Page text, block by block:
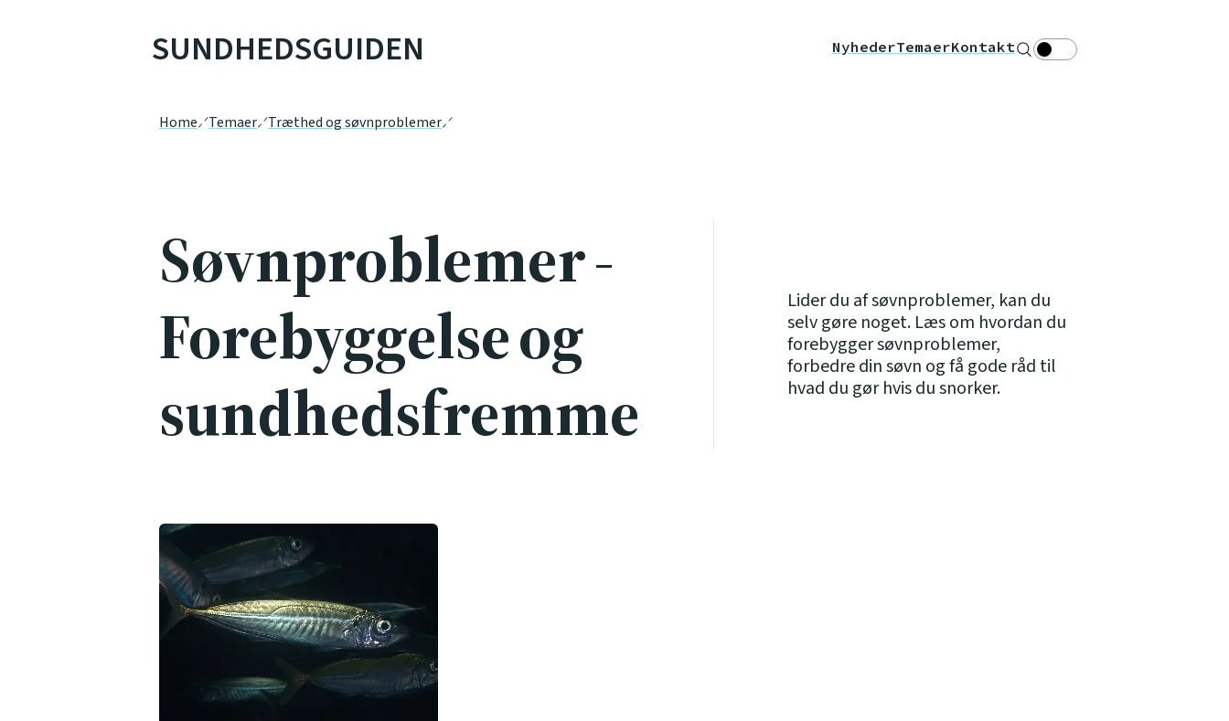
SUNDHEDSGUIDEN NyhederTemaerKontakt Søg Theme toggle
Home Temaer Træthed og søvnproblemer
Søvnproblemer -
Forebyggelse og
sundhedsfremme
Lider du af søvnproblemer, kan du
selv gøre noget. Læs om hvordan du
forebygger søvnproblemer,
forbedre din søvn og få gode råd til
hvad du gør hvis du snorker.